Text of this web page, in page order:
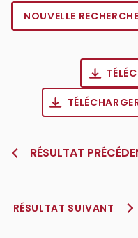
NOUVELLE RECHERCHE
RÉSULTAT
RÉSULTAT SUIVANT